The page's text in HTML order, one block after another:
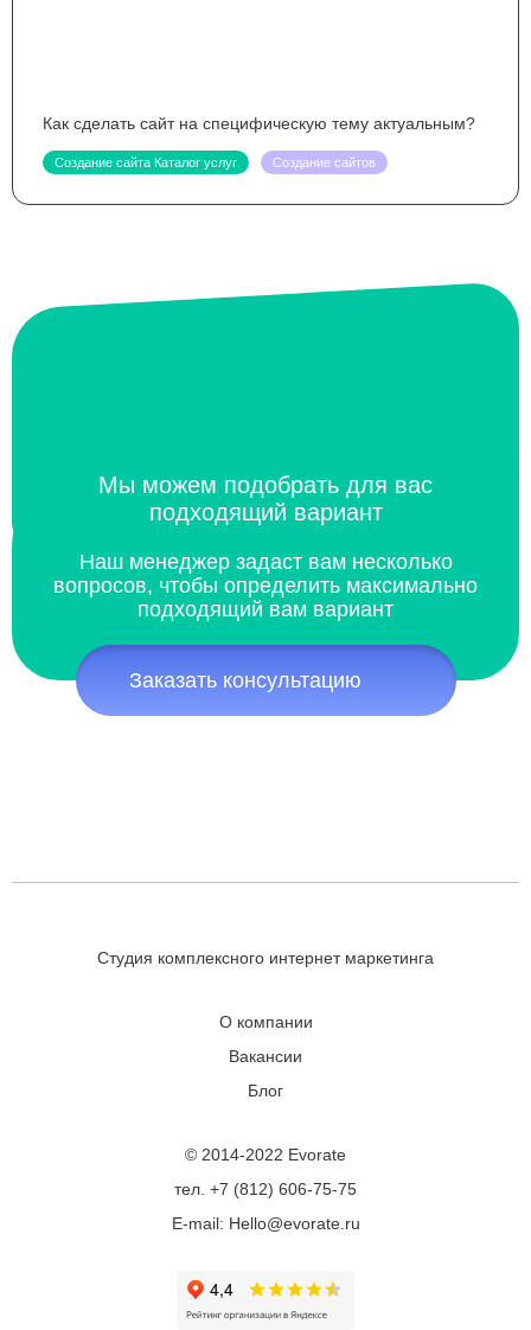
Как сделать сайт на специфическую тему актуальным?
Создание сайта Каталог услуг Создание сайтов
Мы можем подобрать для вас
подходящий вариант
Наш менеджер задаст вам несколько
вопросов, чтобы определить максимально
подходящий вам вариант
Заказать консультацию
Студия комплексного интернет маркетинга
О компании
Вакансии
Блог
© 2014-2022 Evorate
тел. +7 (812) 606-75-75
E-mail: Hello@evorate.ru